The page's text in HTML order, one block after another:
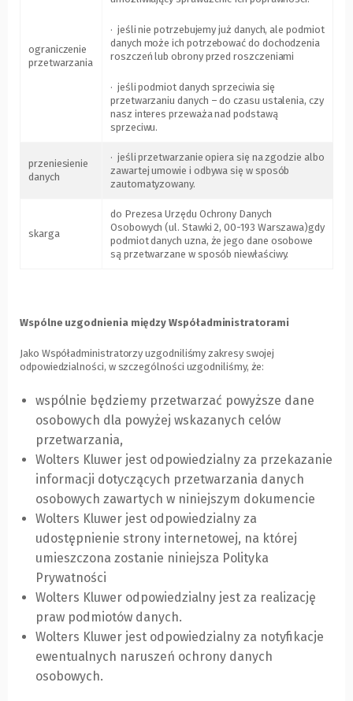
ograniczenie
przetwarzania
· jeśli nie potrzebujemy już danych, ale podmiot
danych może ich potrzebować do dochodzenia
roszczeń lub obrony przed roszczeniami
· jeśli podmiot danych sprzeciwia się
przetwarzaniu danych – do czasu ustalenia, czy
nasz interes przeważa nad podstawą
sprzeciwu.
przeniesienie
danych
· jeśli przetwarzanie opiera się na zgodzie albo
zawartej umowie i odbywa się w sposób
zautomatyzowany.
skarga
do Prezesa Urzędu Ochrony Danych
Osobowych (ul. Stawki 2, 00-193 Warszawa)gdy
podmiot danych uzna, że jego dane osobowe
są przetwarzane w sposób niewłaściwy.
Wspólne uzgodnienia między Współadministratorami
Jako Współadministratorzy uzgodniliśmy zakresy swojej
odpowiedzialności, w szczególności uzgodniliśmy, że:
wspólnie będziemy przetwarzać powyższe dane
osobowych dla powyżej wskazanych celów
przetwarzania,
Wolters Kluwer jest odpowiedzialny za przekazanie
informacji dotyczących przetwarzania danych
osobowych zawartych w niniejszym dokumencie
Wolters Kluwer jest odpowiedzialny za
udostępnienie strony internetowej, na której
umieszczona zostanie niniejsza Polityka
Prywatności
Wolters Kluwer odpowiedzialny jest za realizację
praw podmiotów danych.
Wolters Kluwer jest odpowiedzialny za notyfikacje
ewentualnych naruszeń ochrony danych
osobowych.